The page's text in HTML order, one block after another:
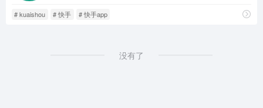
# kuaishou # 快手 # 快手app
没有了